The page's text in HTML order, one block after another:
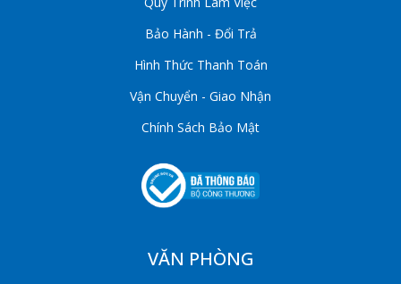
Bảo Hành - Đổi Trả
Hình Thức Thanh Toán
Vận Chuyển - Giao Nhận
Chính Sách Bảo Mật
VĂN PHÒNG